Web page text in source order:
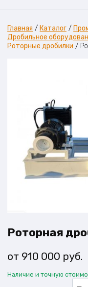
Главная / Каталог /
Дробильное
Роторные дробилки /
Роторная
910 000 руб.
Наличие и точную